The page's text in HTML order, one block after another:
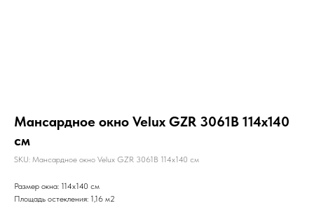
Мансардное окно Velux GZR 3061B 114x140
см
SKU: Мансардное окно Velux GZR 3061B 114x140 см
Размер окна: 114x140 см
Площадь остекления: 1,16 м2